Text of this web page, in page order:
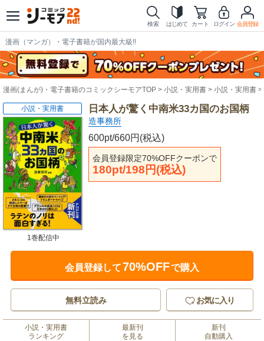
検索 はじめて カート ログイン 会員登録
漫画（マンガ）・電子書籍が国内最大級!!
漫画(まんが)・電子書籍のコミックシーモアTOP 小説・実用書 小説・実用書
日本人が驚く中南米33カ国のお国柄
造事務所
600pt/660円(税込)
会員登録限定70%OFFクーポンで
180pt/198円(税込)
小説・実用書
1巻配信中
会員登録して70%OFFで購入
無料立読み お気に入り
小説・実用書
ランキング
最新刊
を見る
新刊
自動購入